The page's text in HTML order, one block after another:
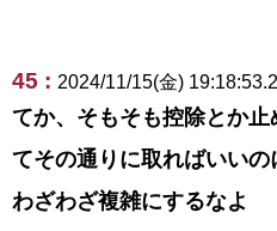
45 : 2024/11/15(金)
てか、そもそも控除とか
てその通りに取ればいいの
わざわざ複雑にするなよ